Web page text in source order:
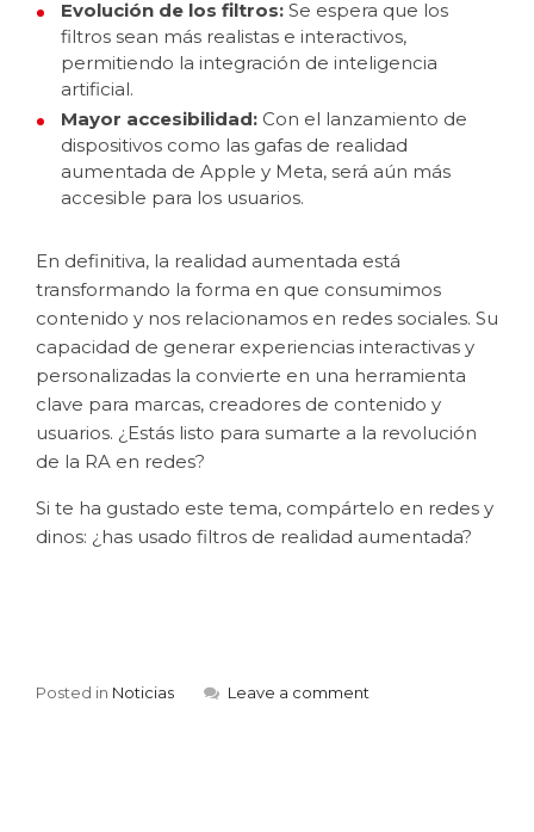
Evolución de los filtros: Se espera que los
filtros sean más realistas e interactivos,
permitiendo la integración de inteligencia
artificial.
Mayor accesibilidad: Con el lanzamiento de
dispositivos como las gafas de realidad
aumentada de Apple y Meta, será aún más
accesible para los usuarios.
En definitiva, la realidad aumentada está
transformando la forma en que consumimos
contenido y nos relacionamos en redes sociales. Su
capacidad de generar experiencias interactivas y
personalizadas la convierte en una herramienta
clave para marcas, creadores de contenido y
usuarios. ¿Estás listo para sumarte a la revolución
de la RA en redes?
Si te ha gustado este tema, compártelo en redes y
dinos: ¿has usado filtros de realidad aumentada?
Posted in Noticias Leave a comment